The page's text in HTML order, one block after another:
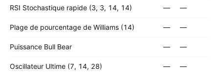
RSI Stochastique rapide (3, 3, 14, 14) — —
Plage de pourcentage de Williams (14) — —
Puissance Bull Bear — —
Oscillateur Ultime (7, 14, 28) — —